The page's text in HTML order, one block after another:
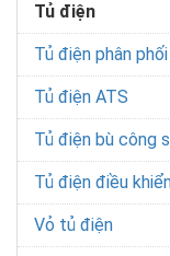
Tủ điện
Tủ điện phân phối
Tủ điện ATS
Tủ điện bù công
Tủ điện điều
Vỏ tủ điện